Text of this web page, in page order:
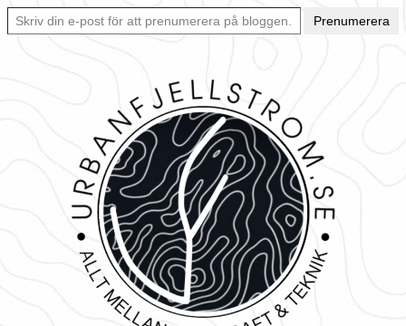
Hoppa
Skriv din e-post för att prenumerera på bloggen… Ett enkelt sätt att hålla sig uppdaterad automatiskt.
Prenumerera